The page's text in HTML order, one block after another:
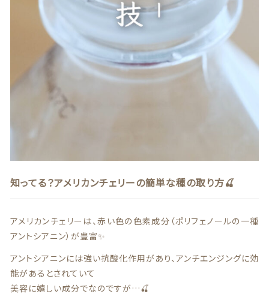
知ってる？アメリカンチェリーの簡単な種の取り方🍒
アメリカンチェリーは、赤い色の色素成分（ポリフェノールの一種
アントシアニン）が豊富✨
アントシアニンには強い抗酸化作用があり、アンチエンジングに効
能があるとされていて
美容に嬉しい成分でなのですが…🍒
情報セキュリティ基本方針
ランキング
セール商品
新着商品
商品一覧
最近チェックした商品
注文履歴
ご利用ガイド
当店について
ブログ